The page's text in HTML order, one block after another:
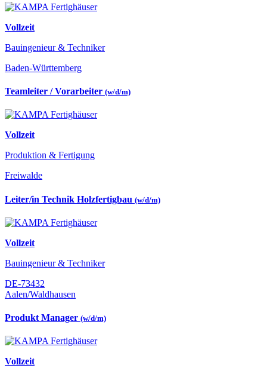
Vollzeit
Bauingenieur & Techniker
Baden-Württemberg
Teamleiter / Vorarbeiter (w/d/m)
Vollzeit
Produktion & Fertigung
Freiwalde
Leiter/in Technik Holzfertigbau (w/d/m)
Vollzeit
Bauingenieur & Techniker
DE-73432
Aalen/Waldhausen
Produkt Manager (w/d/m)
Vollzeit